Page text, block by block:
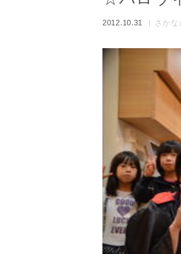
2012.10.31 さかな